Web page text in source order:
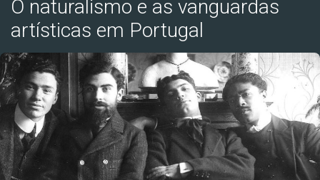
O naturalismo e as vanguardas
artísticas em Portugal